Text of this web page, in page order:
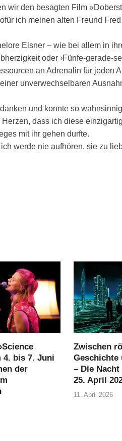
wir den besagten Film
ich meinen alten Freund
Elsner – wie bei allem in
oder ›Fünfe-gerade-
an Adrenalin für jeden
unverwechselbaren
und konnte so
dass ich diese
mit ihr gehen durfte.
werde nie aufhören, sie zu
4. bis 7. Juni
der
Zwischen
Geschichte
– Die Nacht
25. April
11. April 2026